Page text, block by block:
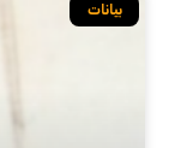
بيانات